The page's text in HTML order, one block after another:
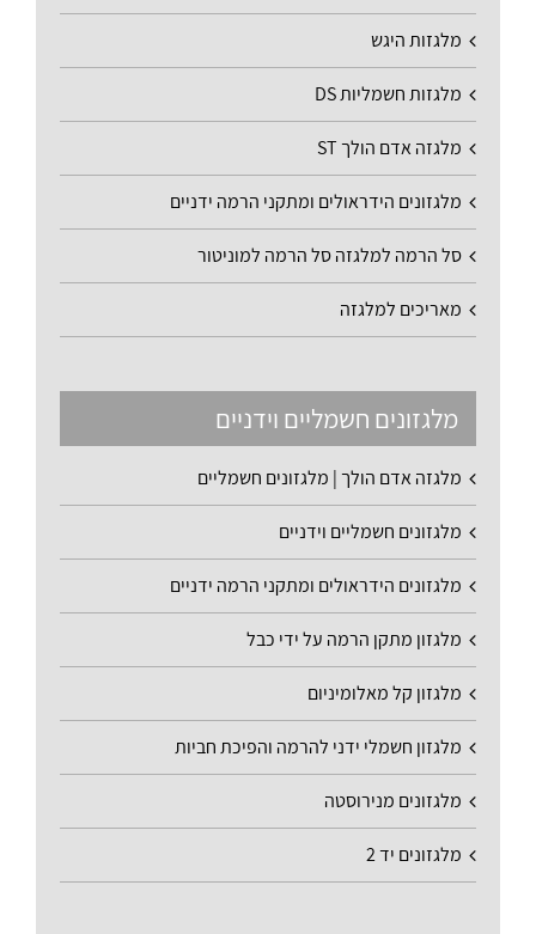
מלגזות היגש
מלגזות חשמליות DS
מלגזה אדם הולך ST
מלגזונים הידראולים ומתקני הרמה ידניים
סל הרמה למלגזה סל הרמה למוניטור
מאריכים למלגזה
מלגזונים חשמליים וידניים
מלגזה אדם הולך | מלגזונים חשמליים
מלגזונים חשמליים וידניים
מלגזונים הידראולים ומתקני הרמה ידניים
מלגזון מתקן הרמה על ידי כבל
מלגזון קל מאלומיניום
מלגזון חשמלי ידני להרמה והפיכת חביות
מלגזונים מנירוסטה
מלגזונים יד 2